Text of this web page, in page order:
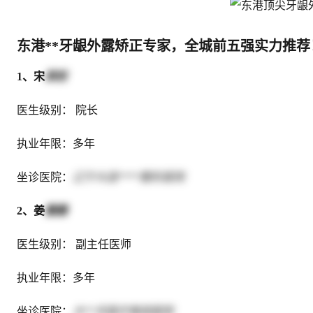
东港**牙龈外露矫正专家，全城前五强实力推荐
1、宋 燕哲
医生级别： 院长
执业年限：多年
坐诊医院：
2、姜 露露
医生级别： 副主任医师
执业年限：多年